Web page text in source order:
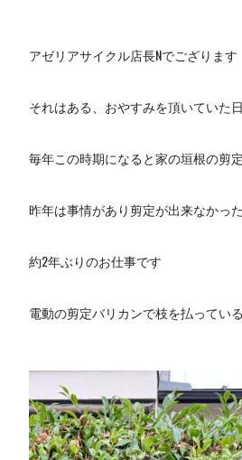
アゼリアサイクル店長Nでござります
それはある、おやすみを頂いていた日
毎年この時期になると家の垣根の剪
昨年は事情があり剪定が出来なかっ
約2年ぶりのお仕事です
電動の剪定バリカンで枝を払っている